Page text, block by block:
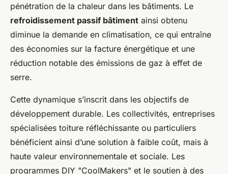
pénétration de la chaleur dans les bâtiments. Le
refroidissement passif bâtiment ainsi obtenu
diminue la demande en climatisation, ce qui entraîne
des économies sur la facture énergétique et une
réduction notable des émissions de gaz à effet de
serre.
Cette dynamique s’inscrit dans les objectifs de
développement durable. Les collectivités, entreprises
spécialisées toiture réfléchissante ou particuliers
bénéficient ainsi d’une solution à faible coût, mais à
haute valeur environnementale et sociale. Les
programmes DIY "CoolMakers" et le soutien à des